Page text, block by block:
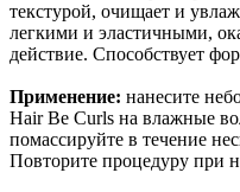
текстурой, очищает и
легкими и эластичными,
действие. Способствует
Применение: нанесите
Hair Be Curls на влажные
помассируйте в течение
Повторите процедуру при